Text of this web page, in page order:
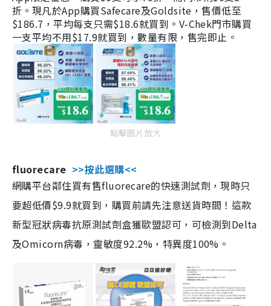
折。現凡於App購買Safecare及Goldsite，售價低至
$186.7，平均每支只需$18.6就買到。V-Chek門市購買
一支平均不用$17.9就買到，數量有限，售完即止。
點擊圖片放大
fluorecare >>按此選購<<
網購平台鄰住買有售fluorecare的快速測試劑，現時只
要超低價$9.9就買到，購買前請先注意送貨時間！這款
新型冠狀病毒抗原測試劑盒獲歐盟認可，可檢測到Delta
及Omicorn病毒，靈敏度92.2%，特異度100%。